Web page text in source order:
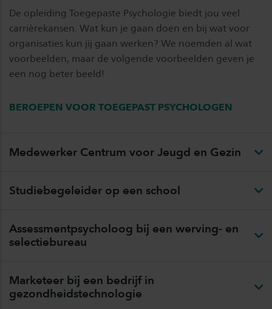
De opleiding Toegepaste Psychologie biedt jou veel
carrièrekansen. Wat kun je gaan doen en bij wat voor
organisaties kun jij gaan werken? We noemden al wat
voorbeelden, maar de volgende voorbeelden geven je
een nog beter beeld!
BEROEPEN VOOR TOEGEPAST PSYCHOLOGEN
Medewerker Centrum voor Jeugd en Gezin
Studiebegeleider op een school
Assessmentpsycholoog bij een werving- en
selectiebureau
Marketeer bij een bedrijf in
gezondheidstechnologie